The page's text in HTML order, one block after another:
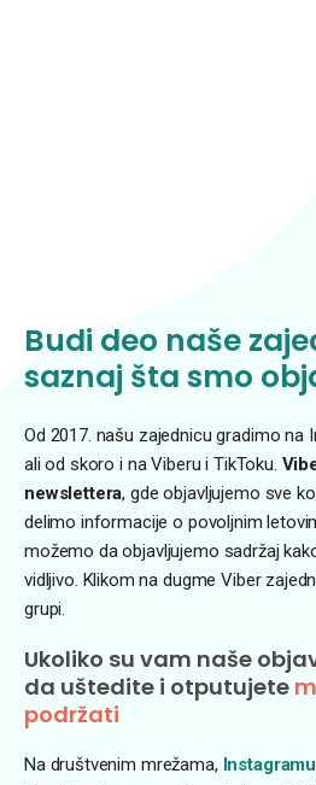
Budi deo naše
saznaj šta smo
Od 2017. našu zajednicu gradimo na
ali od skoro i na Viberu i TikToku.
newslettera, gde objavljujemo sve
delimo informacije o povoljnim
možemo da objavljujemo sadržaj
vidljivo. Klikom na dugme Viber
grupi.
Ukoliko su vam naše
da uštedite i otputujete
podržati
Na društvenim mrežama, Instagramu